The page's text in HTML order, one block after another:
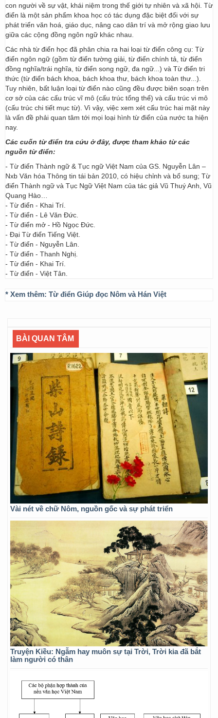
con người về sự vật, khái niệm trong thế giới tự nhiên và xã hội. Từ
điển là một sản phẩm khoa học có tác dụng đặc biệt đối với sự
phát triển văn hoá, giáo dục, nâng cao dân trí và mở rộng giao lưu
giữa các cộng đồng ngôn ngữ khác nhau.
Các nhà từ điển học đã phân chia ra hai loại từ điển công cụ: Từ
điển ngôn ngữ (gồm từ điển tường giải, từ điển chính tả, từ điển
đồng nghĩa/trái nghĩa, từ điển song ngữ, đa ngữ...) và Từ điển tri
thức (từ điển bách khoa, bách khoa thư, bách khoa toàn thư...).
Tuy nhiên, bất luận loại từ điển nào cũng đều được biên soạn trên
cơ sở của các cấu trúc vĩ mô (cấu trúc tổng thể) và cấu trúc vi mô
(cấu trúc chi tiết mục từ). Vì vậy, việc xem xét cấu trúc hai mặt này
là vấn đề phải quan tâm tới mọi loại hình từ điển của nước ta hiện
nay.
Các cuốn từ điển tra cứu ở đây, được tham khảo từ các
nguồn từ điển:
- Từ điển Thành ngữ & Tục ngữ Việt Nam của GS. Nguyễn Lân –
Nxb Văn hóa Thông tin tái bản 2010, có hiệu chỉnh và bổ sung; Từ
điển Thành ngữ và Tục Ngữ Việt Nam của tác giả Vũ Thuý Anh, Vũ
Quang Hào…
- Từ điển - Khai Trí.
- Từ điển - Lê Văn Đức.
- Từ điển mở - Hồ Ngọc Đức.
- Đại Từ điển Tiếng Việt.
- Từ điển - Nguyễn Lân.
- Từ điển - Thanh Nghị.
- Từ điển - Khai Trí.
- Từ điển - Việt Tân.
* Xem thêm: Từ điển Giúp đọc Nôm và Hán Việt
BÀI QUAN TÂM
Vài nét về chữ Nôm, nguồn gốc và sự phát triển
Truyện Kiều: Ngẫm hay muôn sự tại Trời, Trời kia đã bắt
làm người có thân